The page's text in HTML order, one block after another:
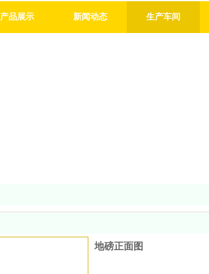
产品展示 新闻动态 生产车间
地磅正面图